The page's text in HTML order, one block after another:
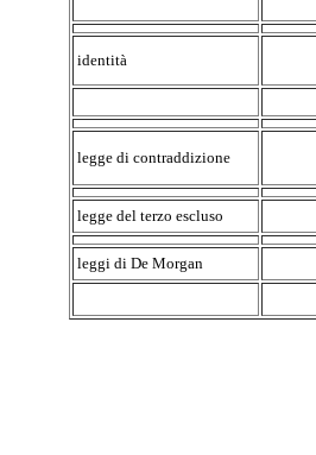
identità
legge di contraddizione
legge del terzo escluso
leggi di De Morgan